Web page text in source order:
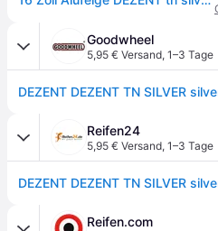
Goodwheel
5,95 € Versand, 1–3 Tage
Reifen24
5,95 € Versand, 1–3 Tage
Reifen.com